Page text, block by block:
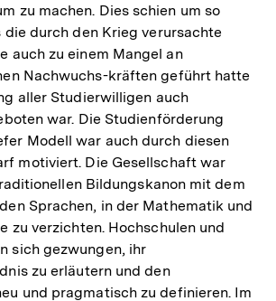
zu machen. Dies schien um so
die durch den Krieg verursachte
auch zu einem Mangel an
Nachwuchs-kräften geführt hatte
aller Studierwilligen auch
war. Die Studienförderung
Modell war auch durch diesen
motiviert. Die Gesellschaft war
Bildungskanon mit dem
Sprachen, in der Mathematik und
zu verzichten. Hochschulen und
sich gezwungen, ihr
zu erläutern und den
und pragmatisch zu definieren. Im